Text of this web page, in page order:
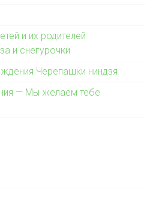
и их родителей
и снегурочки
Черепашки ниндзя
— Мы желаем тебе